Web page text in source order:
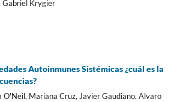
Gabriel Krygier
Autoinmunes Sistémicas ¿cuál es la
O'Neil, Mariana Cruz, Javier Gaudiano, Alvaro